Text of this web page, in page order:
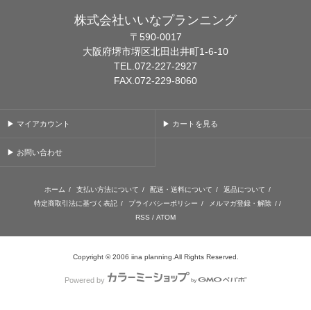
株式会社いいなプランニング
〒590-0017
大阪府堺市堺区北田出井町1-6-10
TEL.072-227-2927
FAX.072-229-8060
▶ マイアカウント ▶ カートを見る
▶ お問い合わせ
ホーム / 支払い方法について / 配送・送料について / 返品について /
特定商取引法に基づく表記 / プライバシーポリシー / メルマガ登録・解除 / /
RSS / ATOM
Copyright © 2006 iina planning.All Rights Reserved.
Powered by